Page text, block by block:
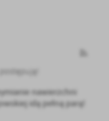
nawierzchni
idą pełną parą!